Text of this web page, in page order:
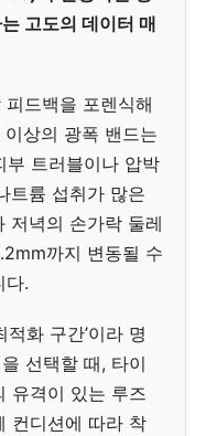
고도의 데이터 매
드백을 포렌식해
상의 광폭 밴드는
부 트러블이나 압박
트륨 섭취가 많은
저녁의 손가락 둘레
까지 변동될 수
다.
화 구간’이라 명
선택할 때, 타이
유격이 있는 루즈
컨디션에 따라 착